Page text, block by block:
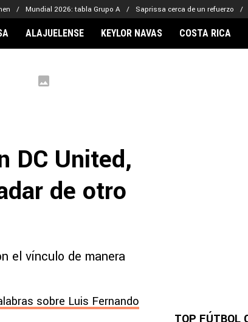
Mundial 2026: tabla Grupo A Saprissa cerca de un refuerzo
CLUBES FCA
Municipal
Motagua
ALAJUELENSE KEYLOR NAVAS COSTA RICA
DC United,
de otro
el vínculo de manera
sobre Luis Fernando